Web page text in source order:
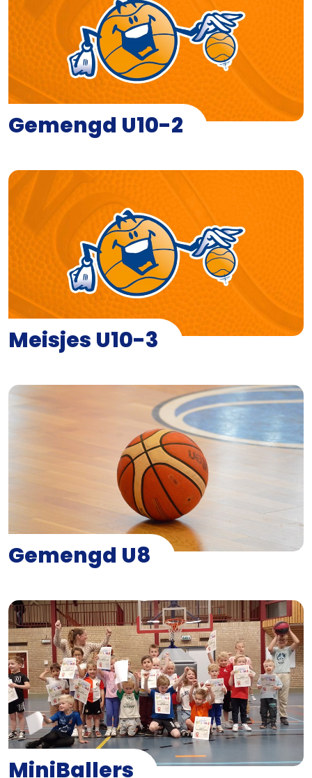
Gemengd U10-2
Meisjes U10-3
Gemengd U8
MiniBallers